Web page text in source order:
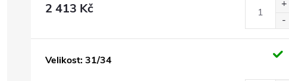
2 413 Kč
Velikost: 31/34